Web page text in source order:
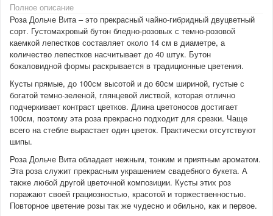
Полное описание
Роза Дольче Вита – это прекрасный чайно-гибридный двуцветный
сорт. Густомахровый бутон бледно-розовых с темно-розовой
каемкой лепестков составляет около 14 см в диаметре, а
количество лепестков насчитывает до 40 штук. Бутон
бокаловидной формы раскрывается в традиционные цветения.
Кусты прямые, до 100см высотой и до 60см шириной, густые с
богатой темно-зеленой, глянцевой листвой, которая отлично
подчеркивает контраст цветков. Длина цветоносов достигает
100см, поэтому эта роза прекрасно подходит для срезки. Чаще
всего на стебле вырастает один цветок. Практически отсутствуют
шипы.
Роза Дольче Вита обладает нежным, тонким и приятным ароматом.
Эта роза служит прекрасным украшением свадебного букета. А
также любой другой цветочной композиции. Кусты этих роз
поражают своей грациозностью, красотой и торжественностью.
Повторное цветение розы так же чудесно и обильно, как и первое.